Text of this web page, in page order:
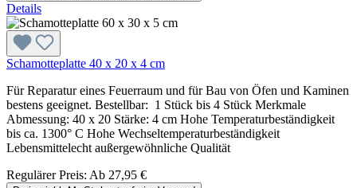
Details
Schamotteplatte 40 x 20 x 4 cm
Für Reparatur eines Feuerraum und für Bau von Öfen und Kaminen
bestens geeignet. Bestellbar: 1 Stück bis 4 Stück Merkmale
Abmessung: 40 x 20 Stärke: 4 cm Hohe Temperaturbeständigkeit
bis ca. 1300° C Hohe Wechseltemperaturbeständigkeit
Lebensmittelecht außergewöhnliche Qualität
Regulärer Preis: Ab 27,95 €